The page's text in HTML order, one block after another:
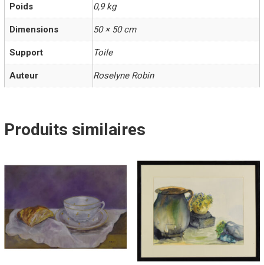
Poids 0,9 kg
Dimensions 50 × 50 cm
Support Toile
Auteur Roselyne Robin
Produits similaires